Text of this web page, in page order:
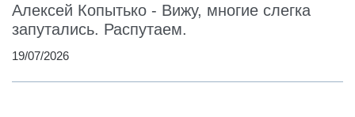
Алексей Копытько - Вижу, многие слегка
запутались. Распутаем.
19/07/2026